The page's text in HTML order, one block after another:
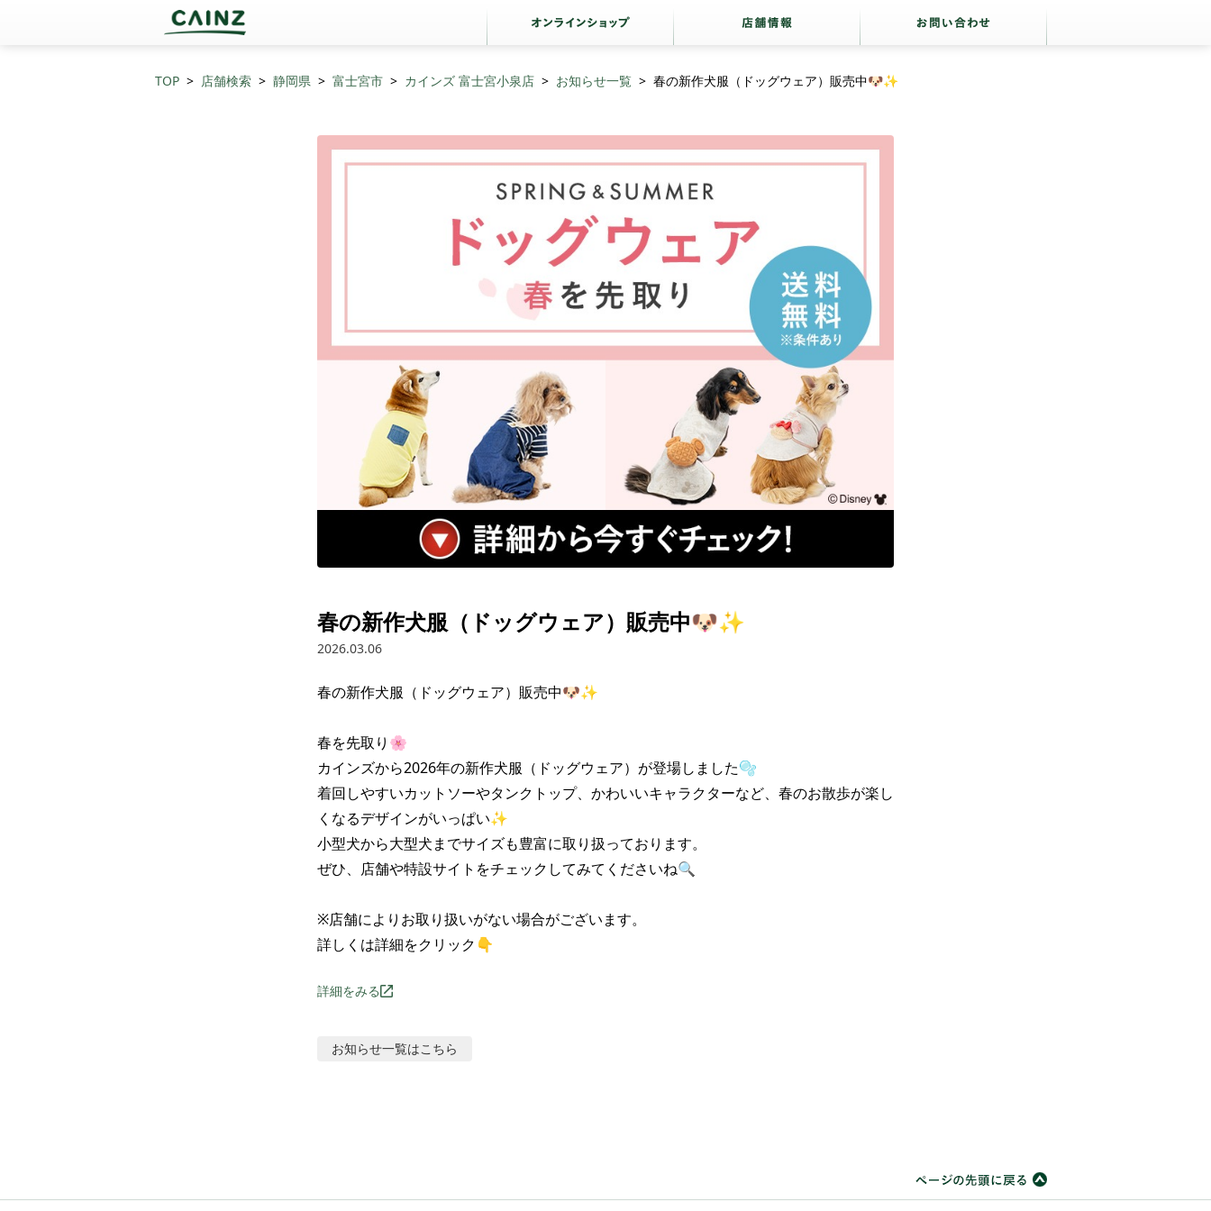
TOP 店舗検索 静岡県 富士宮市 カインズ 富士宮小泉店 お知らせ一覧 春の新作犬服（ドッグウェア）販売中🐶✨
春の新作犬服（ドッグウェア）販売中🐶✨
2026.03.06
春の新作犬服（ドッグウェア）販売中🐶✨
春を先取り🌸
カインズから2026年の新作犬服（ドッグウェア）が登場しました🫧
着回しやすいカットソーやタンクトップ、かわいいキャラクターなど、春のお散歩が楽し
くなるデザインがいっぱい✨
小型犬から大型犬までサイズも豊富に取り扱っております。
ぜひ、店舗や特設サイトをチェックしてみてくださいね🔍
※店舗によりお取り扱いがない場合がございます。
詳しくは詳細をクリック👇
詳細をみる
お知らせ一覧はこちら